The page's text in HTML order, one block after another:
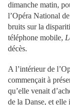
dimanche matin,
l’Opéra National
bruits sur la
téléphone mobile,
décès.
A l’intérieur de
commençait à
qu’elle venait
de la Danse, et elle